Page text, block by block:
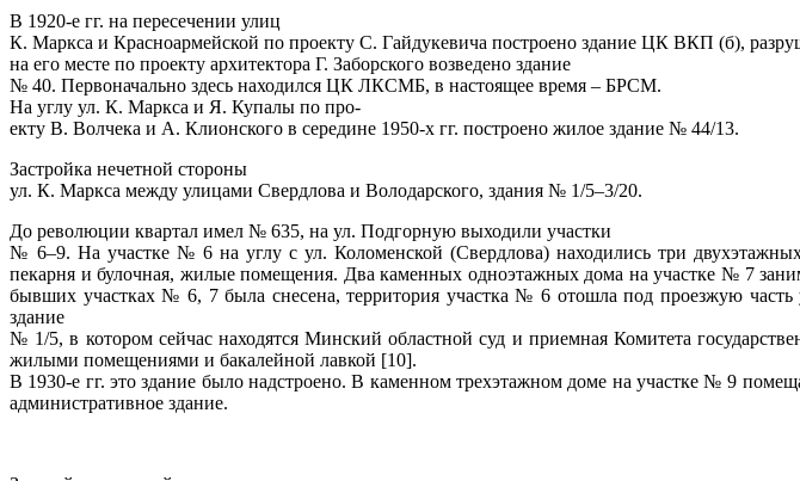
В 1920-е гг. на пересечении улиц
К. Маркса и Красноармейской по проекту С. Гайдукевича построено здание ЦК ВКП (б),
на его месте по проекту архитектора Г. Заборского возведено здание
№ 40. Первоначально здесь находился ЦК ЛКСМБ, в настоящее время – БРСМ.
На углу ул. К. Маркса и Я. Купалы по про-
екту В. Волчека и А. Клионского в середине 1950-х гг. построено жилое здание № 44/13.
Застройка нечетной стороны
ул. К. Маркса между улицами Свердлова и Володарского, здания № 1/5–3/20.
До революции квартал имел № 635, на ул. Подгорную выходили участки
№ 6–9. На участке № 6 на углу с ул. Коломенской (Свердлова) находились три
пекарня и булочная, жилые помещения. Два каменных одноэтажных дома на участке № 7
бывших участках № 6, 7 была снесена, территория участка № 6 отошла под проезжую часть
здание
№ 1/5, в котором сейчас находятся Минский областной суд и приемная Комитета
жилыми помещениями и бакалейной лавкой [10].
В 1930-е гг. это здание было надстроено. В каменном трехэтажном доме на участке № 9
административное здание.